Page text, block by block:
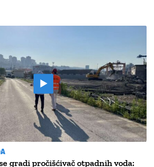
gradi pročišćivač otpadnih voda: